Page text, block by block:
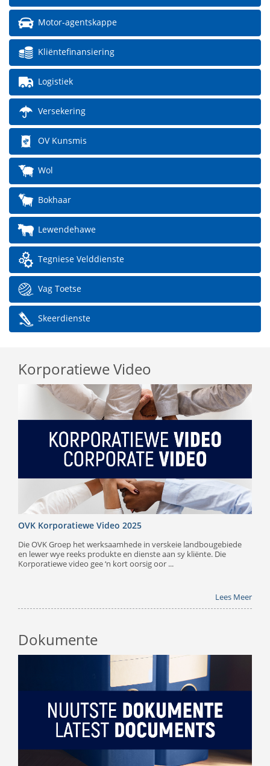
Motor-agentskappe
Kliëntefinansiering
Logistiek
Versekering
OV Kunsmis
Wol
Bokhaar
Lewendehawe
Tegniese Velddienste
Vag Toetse
Skeerdienste
Korporatiewe Video
OVK Korporatiewe Video 2025
Die OVK Groep het werksaamhede in verskeie landbougebiede
en lewer wye reeks produkte en dienste aan sy kliënte. Die
Korporatiewe video gee ‘n kort oorsig oor ...
Lees Meer
Dokumente